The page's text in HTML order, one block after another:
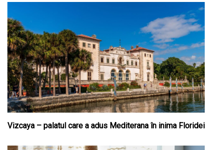
Vizcaya – palatul care a adus Mediterana în inima Floridei